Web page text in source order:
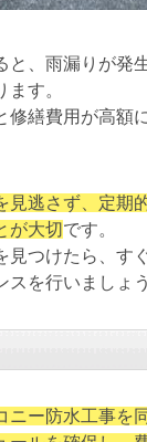
と、雨漏りが発
す。
修繕費用が高額
見逃さず、定期
が大切です。
見つけたら、す
を行いましょう
ニー防水工事を